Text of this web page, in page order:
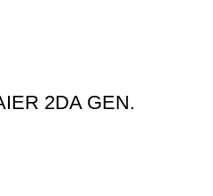
2DA GEN.